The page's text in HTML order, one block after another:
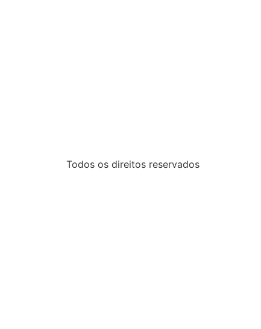
Todos os direitos reservados